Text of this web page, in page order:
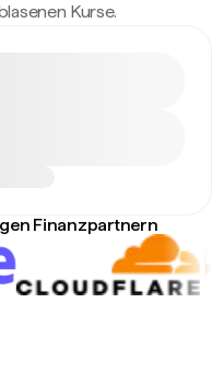
Kurse.
Finanzpartnern